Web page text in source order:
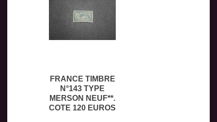
FRANCE TIMBRE
N°143 TYPE
MERSON NEUF**.
COTE 120 EUROS